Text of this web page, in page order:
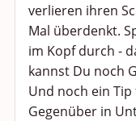
verlieren ihren
Mal überdenkt.
im Kopf durch -
kannst Du noch
Und noch ein
Gegenüber in